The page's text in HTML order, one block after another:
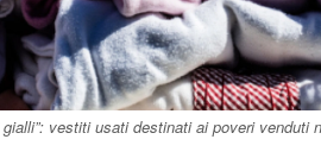
vestiti usati destinati ai poveri venduti